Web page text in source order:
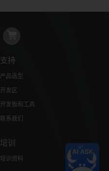
支持
产品选型
开发区
开发板和工具
联系我们
培训
培训资料